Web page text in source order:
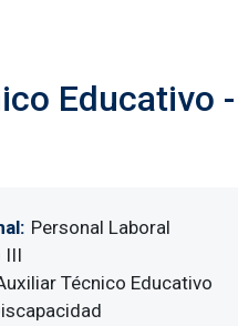
Educativo
Personal Laboral
III
Técnico Educativo